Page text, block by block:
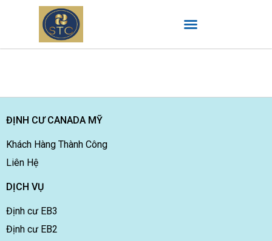
ĐỊNH CƯ CANADA MỸ
Khách Hàng Thành Công
Liên Hệ
DỊCH VỤ
Định cư EB3
Định cư EB2